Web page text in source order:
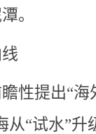
。
性提出“海
从“试水”升